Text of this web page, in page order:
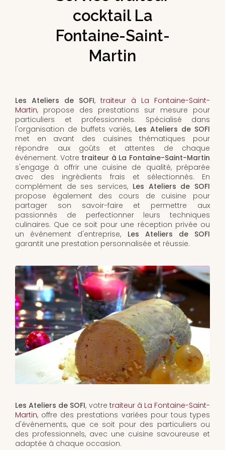
cocktail La
Fontaine-Saint-
Martin
Les Ateliers de SOFI, traiteur à La Fontaine-Saint-
Martin, propose des prestations sur mesure pour
particuliers et professionnels. Spécialisé dans
l'organisation de buffets variés, Les Ateliers de SOFI
met en avant des cuisines thématiques pour
répondre aux goûts et attentes de chaque
événement. Votre traiteur à La Fontaine-Saint-Martin
s'engage à offrir une cuisine de qualité, préparée
avec des ingrédients frais et sélectionnés. En
complément de ses services, Les Ateliers de SOFI
propose également des cours de cuisine pour
partager son savoir-faire et permettre aux
passionnés de perfectionner leurs techniques
culinaires. Que ce soit pour une réception privée ou
un événement d'entreprise, Les Ateliers de SOFI
garantit une prestation personnalisée et réussie.
Les Ateliers de SOFI, votre traiteur à La Fontaine-Saint-
Martin, offre des prestations variées pour tous types
d'événements, que ce soit pour des particuliers ou
des professionnels, avec une cuisine savoureuse et
adaptée à chaque occasion.